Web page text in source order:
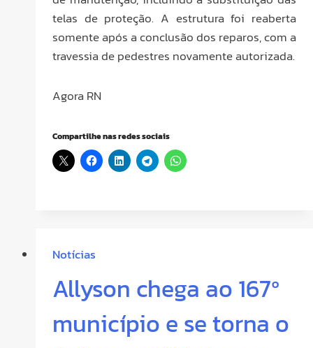
telas de proteção. A estrutura foi reaberta
somente após a conclusão dos reparos, com a
travessia de pedestres novamente autorizada.
Agora RN
Compartilhe nas redes sociais
Notícias
Allyson chega ao 167º
município e se torna o